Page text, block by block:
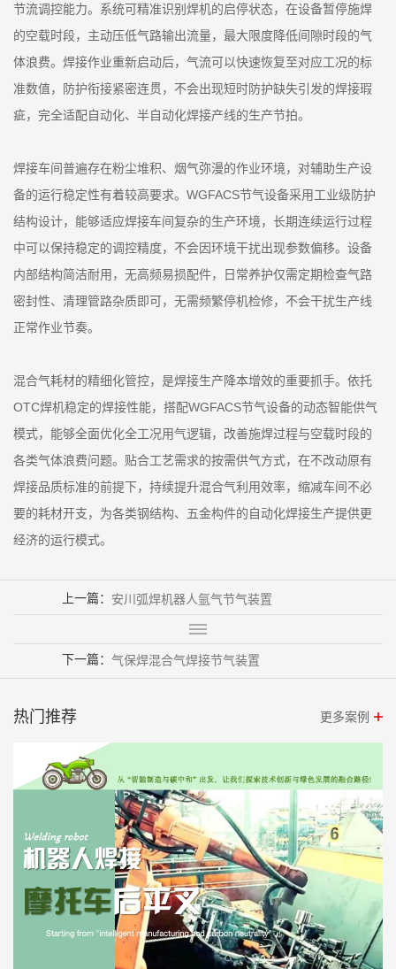
节流调控能力。系统可精准识别焊机的启停状态，在设备暂停施焊
的空载时段，主动压低气路输出流量，最大限度降低间隙时段的气
体浪费。焊接作业重新启动后，气流可以快速恢复至对应工况的标
准数值，防护衔接紧密连贯，不会出现短时防护缺失引发的焊接瑕
疵，完全适配自动化、半自动化焊接产线的生产节拍。
焊接车间普遍存在粉尘堆积、烟气弥漫的作业环境，对辅助生产设
备的运行稳定性有着较高要求。WGFACS节气设备采用工业级防护
结构设计，能够适应焊接车间复杂的生产环境，长期连续运行过程
中可以保持稳定的调控精度，不会因环境干扰出现参数偏移。设备
内部结构简洁耐用，无高频易损配件，日常养护仅需定期检查气路
密封性、清理管路杂质即可，无需频繁停机检修，不会干扰生产线
正常作业节奏。
混合气耗材的精细化管控，是焊接生产降本增效的重要抓手。依托
OTC焊机稳定的焊接性能，搭配WGFACS节气设备的动态智能供气
模式，能够全面优化全工况用气逻辑，改善施焊过程与空载时段的
各类气体浪费问题。贴合工艺需求的按需供气方式，在不改动原有
焊接品质标准的前提下，持续提升混合气利用效率，缩减车间不必
要的耗材开支，为各类钢结构、五金构件的自动化焊接生产提供更
经济的运行模式。
上一篇： 安川弧焊机器人氩气节气装置
下一篇： 气保焊混合气焊接节气装置
热门推荐 更多案例